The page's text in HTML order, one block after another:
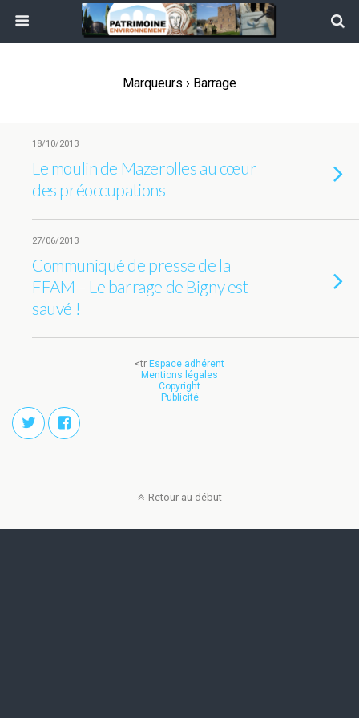
Marqueurs › Barrage
18/10/2013
Le moulin de Mazerolles au cœur
des préoccupations
27/06/2013
Communiqué de presse de la
FFAM – Le barrage de Bigny est
sauvé !
<tr Espace adhérent
Mentions légales
Copyright
Publicité
Retour au début